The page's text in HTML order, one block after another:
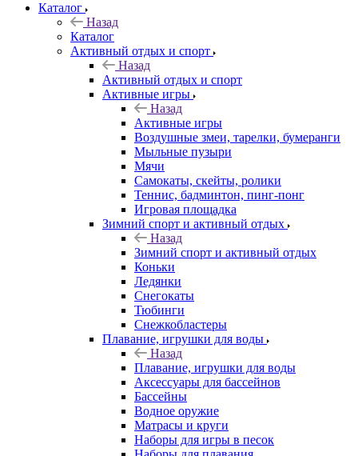
Каталог
Назад
Каталог
Активный отдых и спорт
Назад
Активный отдых и спорт
Активные игры
Назад
Активные игры
Воздушные змеи, тарелки, бумеранги
Мыльные пузыри
Мячи
Самокаты, скейты, ролики
Теннис, бадминтон, пинг-понг
Игровая площадка
Зимний спорт и активный отдых
Назад
Зимний спорт и активный отдых
Коньки
Ледянки
Снегокаты
Тюбинги
Снежкобластеры
Плавание, игрушки для воды
Назад
Плавание, игрушки для воды
Аксессуары для бассейнов
Бассейны
Водное оружие
Матрасы и круги
Наборы для игры в песок